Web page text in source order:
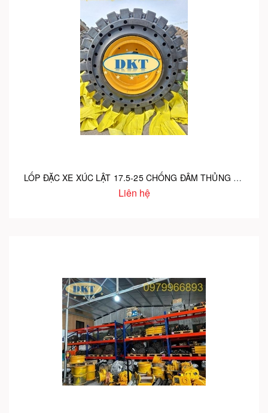
LỐP ĐẶC XE XÚC LẬT 17.5-25 CHỐNG ĐÂM THỦNG VÀ CHẶT CHÉM
Liên hệ